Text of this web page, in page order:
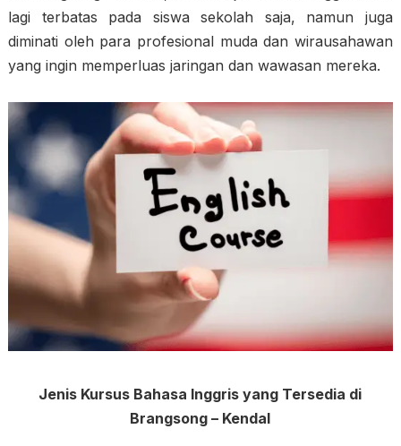
lagi terbatas pada siswa sekolah saja, namun juga
diminati oleh para profesional muda dan wirausahawan
yang ingin memperluas jaringan dan wawasan mereka.
Jenis Kursus Bahasa Inggris yang Tersedia di
Brangsong – Kendal